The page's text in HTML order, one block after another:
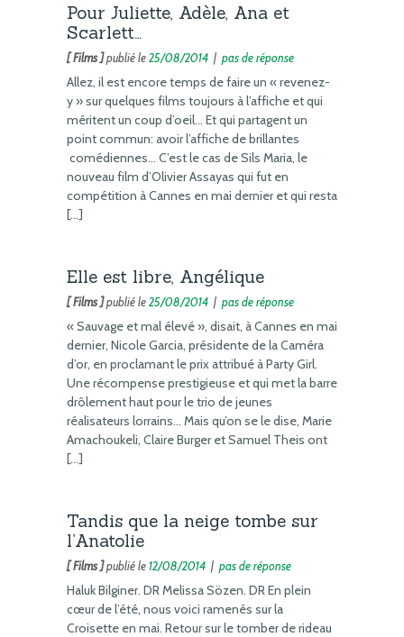
Pour Juliette, Adèle, Ana et
Scarlett…
[ Films ]publié le25/08/2014 | pas de réponse
Allez, il est encore temps de faire un « revenez-
y » sur quelques films toujours à l’affiche et qui
méritent un coup d’oeil… Et qui partagent un
point commun: avoir l’affiche de brillantes
comédiennes… C’est le cas de Sils Maria, le
nouveau film d’Olivier Assayas qui fut en
compétition à Cannes en mai dernier et qui resta
[…]
Elle est libre, Angélique
[ Films ]publié le25/08/2014 | pas de réponse
« Sauvage et mal élevé », disait, à Cannes en mai
dernier, Nicole Garcia, présidente de la Caméra
d’or, en proclamant le prix attribué à Party Girl.
Une récompense prestigieuse et qui met la barre
drôlement haut pour le trio de jeunes
réalisateurs lorrains… Mais qu’on se le dise, Marie
Amachoukeli, Claire Burger et Samuel Theis ont
[…]
Tandis que la neige tombe sur
l’Anatolie
[ Films ]publié le12/08/2014 | pas de réponse
Haluk Bilginer. DR Melissa Sözen. DR En plein
cœur de l’été, nous voici ramenés sur la
Croisette en mai. Retour sur le tomber de rideau